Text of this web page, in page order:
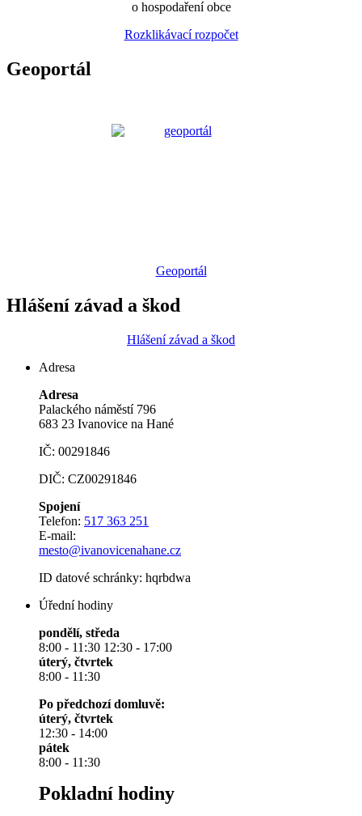
o hospodaření obce
Rozklikávací rozpočet
Geoportál
Geoportál
Hlášení závad a škod
Hlášení závad a škod
Adresa
Adresa
Palackého náměstí 796
683 23 Ivanovice na Hané
IČ: 00291846
DIČ: CZ00291846
Spojení
Telefon: 517 363 251
E-mail:
mesto@ivanovicenahane.cz
ID datové schránky: hqrbdwa
Úřední hodiny
pondělí, středa
8:00 - 11:30 12:30 - 17:00
úterý, čtvrtek
8:00 - 11:30
Po předchozí domluvě:
úterý, čtvrtek
12:30 - 14:00
pátek
8:00 - 11:30
Pokladní hodiny